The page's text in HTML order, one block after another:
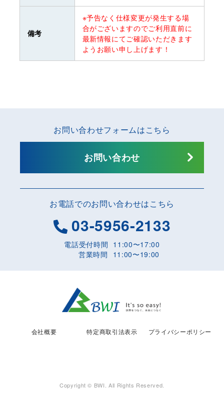
備考
※予告なく仕様変更が発生する場
合がございますのでご利用直前に
最新情報にてご確認いただきます
ようお願い申し上げます！
お電話でのお問い合わせはこちら
03-5956-2133
電話受付時間 11:00〜17:00
営業時間
11:00〜19:00
お問い合わせフォームはこちら
お問い合わせ
会社概要 特定商取引法表示 プライバシーポリシー
Copyright © BWI. All Rights Reserved.